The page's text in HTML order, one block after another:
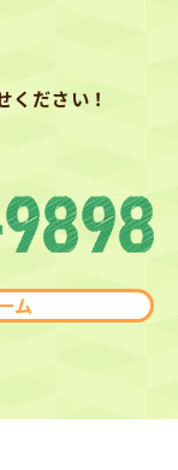
ください！
ム